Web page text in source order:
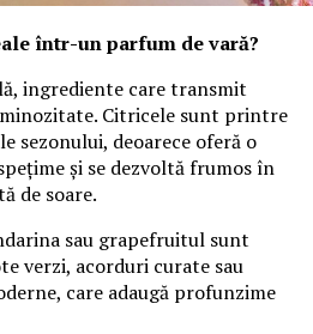
într-un parfum de vară?
ingrediente care transmit
Citricele sunt printre
sezonului, deoarece oferă o
și se dezvoltă frumos în
de soare.
sau grapefruitul sunt
verzi, acorduri curate sau
care adaugă profunzime